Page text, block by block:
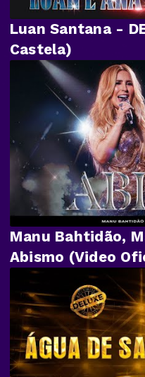
Luan Santana -
Castela)
Manu Bahtidão,
Abismo (Video